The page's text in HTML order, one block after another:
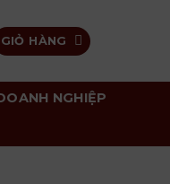
GIỎ HÀNG
NGHIỆP